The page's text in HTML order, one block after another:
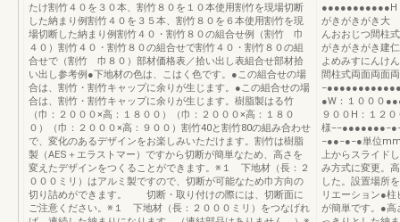
たけ割竹４０を３０本、割竹８０を１０本使用割竹を現場切断
した納まり例割竹４０を３５本、割竹８０を６本使用割竹を現
場切断した納まり例割竹４０・割竹８０の組合せ例（割竹 巾
４０）割竹４０・割竹８０の組合せで割竹４０・割竹８０の組
合せで（割竹 巾８０）部材価格表／拾い出し表組合せ部材拾
い出し参考例●下地材の色は、こはく色です。●この組合せの場
合は、割竹・割竹キャップに余りが生じます。●この組合せの場
合は、割竹・割竹キャップに余りが生じます。樹脂製はる竹
（巾：２０００×高：１８００）（巾：２０００×高：１８０
０）（巾：２０００×高：９００）割竹40と割竹80の組み合わせ
で、変化のあるデザインをお楽しみいただけます。割竹は樹脂
製（AES＋エラストマー）ですから切断が簡単なため、高さを
変えたデザインをつくることができます。※１ 下地材（長：２
０００ミリ）はアルミ製ですので、切断が可能なため巾方向の
切り詰めができます。 切断・取り付けの際には、切断面に
ご注意ください。※１ 下地材（長：２０００ミリ）をつなげれ
●●●●●●●●●●●H
がきがきがき大
んおおじつ間柱
がきがきがき
よめみすにんけ
間柱式両面両面
●W：１０００
９００H：１２
様
−●●−●−●単位
上からスライド
み方式に変更。
した。設置場所
リエーション●
が簡単です。●高